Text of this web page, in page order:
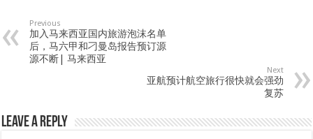
Previous
加入马来西亚国内旅游泡沫名单
后，马六甲和刁曼岛报告预订源
源不断| 马来西亚
Next
亚航预计航空旅行很快就会强劲
复苏
Leave a Reply